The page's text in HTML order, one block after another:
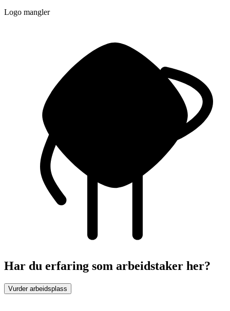
Logo mangler
Har du erfaring som arbeidstaker her?
Vurder arbeidsplass